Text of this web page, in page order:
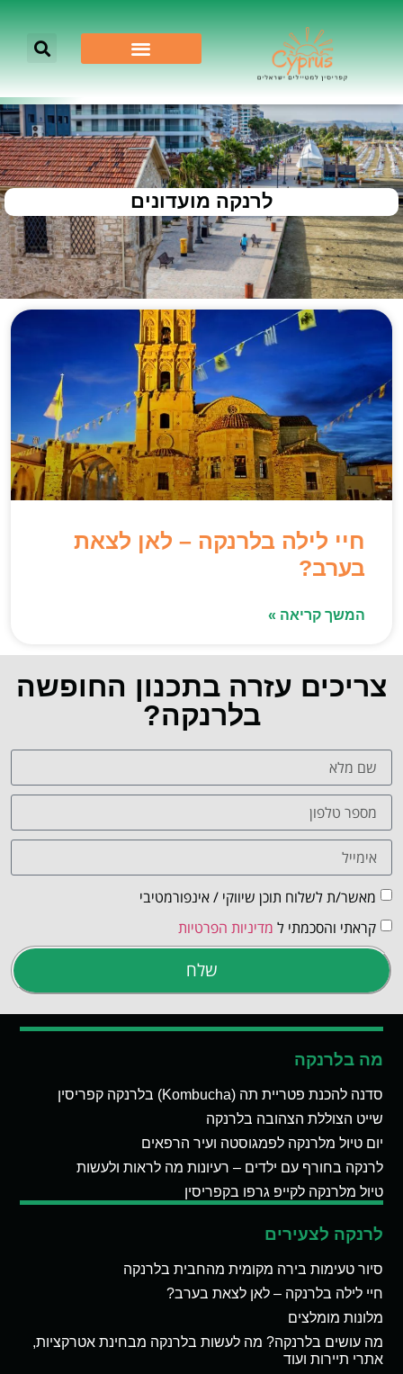
לרנקה מועדונים
חיי לילה בלרנקה – לאן לצאת
בערב?
המשך קריאה »
צריכים עזרה בתכנון החופשה
בלרנקה?
מאשר/ת לשלוח תוכן שיווקי / אינפורמטיבי
קראתי והסכמתי ל מדיניות הפרטיות
שלח
מה בלרנקה
סדנה להכנת פטריית תה (Kombucha) בלרנקה קפריסין
שייט הצוללת הצהובה בלרנקה
יום טיול מלרנקה לפמגוסטה ועיר הרפאים
לרנקה בחורף עם ילדים – רעיונות מה לראות ולעשות
טיול מלרנקה לקייפ גרפו בקפריסין
לרנקה לצעירים
סיור טעימות בירה מקומית מהחבית בלרנקה
חיי לילה בלרנקה – לאן לצאת בערב?
מלונות מומלצים
מה עושים בלרנקה? מה לעשות בלרנקה מבחינת אטרקציות,
אתרי תיירות ועוד